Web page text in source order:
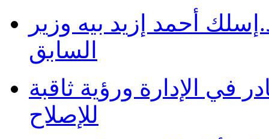
أحمد إزيد بيه وزير
السابق
في الإدارة ورؤية ثاقبة
للإصلاح